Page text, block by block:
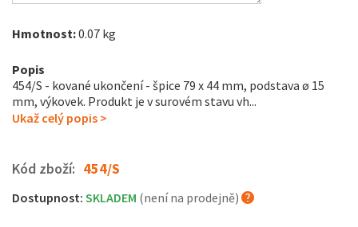
Hmotnost:0.07 kg
Popis
454/S - kované ukončení - špice 79 x 44 mm, podstava ø 15
mm, výkovek. Produkt je v surovém stavu vh...
Ukaž celý popis >
Kód zboží: 454/S
Dostupnost: SKLADEM (není na prodejně)